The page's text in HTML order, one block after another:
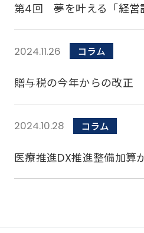
第4回 夢を叶える「経営
2024.11.26 コラム
贈与税の今年からの改正
2024.10.28 コラム
医療推進DX推進整備加算